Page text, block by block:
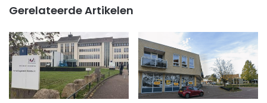
Gerelateerde Artikelen